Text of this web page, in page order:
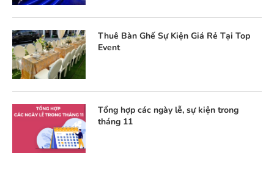
Thuê Bàn Ghế Sự Kiện Giá Rẻ Tại Top
Event
Tổng hợp các ngày lễ, sự kiện trong
tháng 11